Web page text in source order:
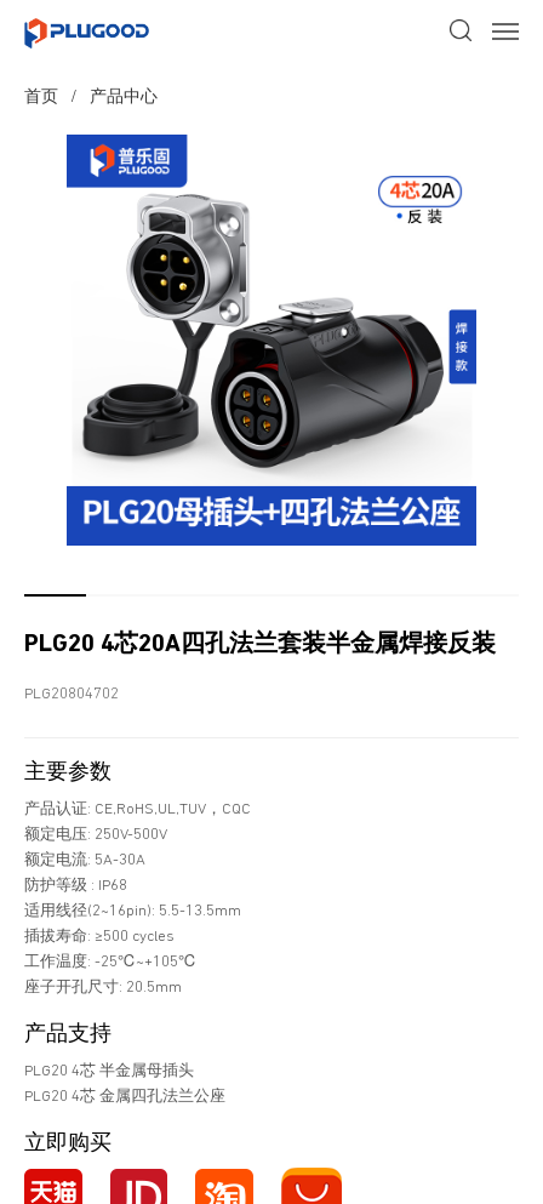
首页 / 产品中心
PLG20 4芯20A四孔法兰套装半金属焊接反装
PLG20804702
主要参数
产品认证: CE,RoHS,UL,TUV，CQC
额定电压: 250V-500V
额定电流: 5A-30A
防护等级 : IP68
适用线径(2~16pin): 5.5-13.5mm
插拔寿命: ≥500 cycles
工作温度: -25℃~+105℃
座子开孔尺寸: 20.5mm
产品支持
PLG20 4芯 半金属母插头
PLG20 4芯 金属四孔法兰公座
立即购买